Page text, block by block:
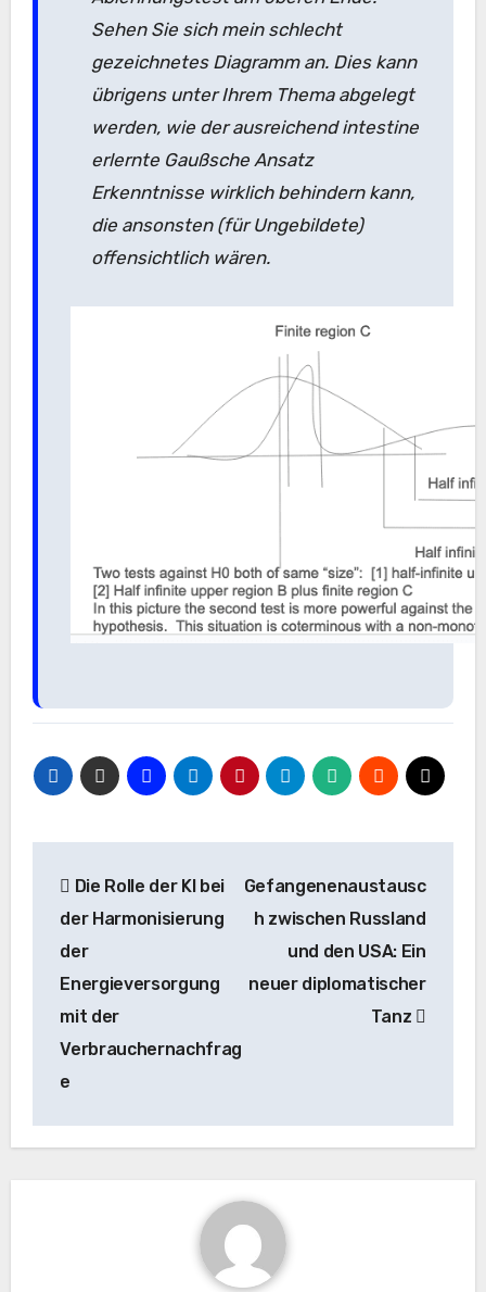
Sehen Sie sich mein schlecht
gezeichnetes Diagramm an. Dies kann
übrigens unter Ihrem Thema abgelegt
werden, wie der ausreichend intestine
erlernte Gaußsche Ansatz
Erkenntnisse wirklich behindern kann,
die ansonsten (für Ungebildete)
offensichtlich wären.
Navigation
Die Rolle der KI bei
der Harmonisierung
der
Energieversorgung
mit der
Verbrauchernachfrag
e
Gefangenenaustausc
h zwischen Russland
und den USA: Ein
neuer diplomatischer
Tanz